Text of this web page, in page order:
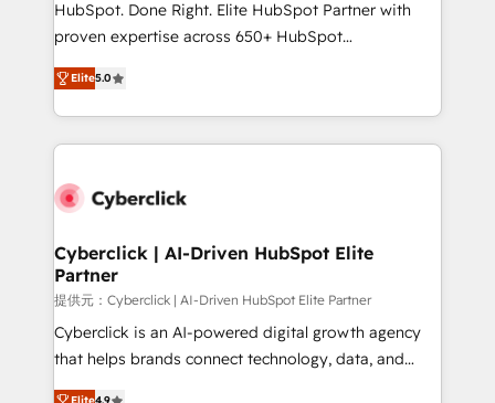
delivered through our proprietary FLAIR framework
Partner and ISO 27001:2022 certified consultancy,
we blend strategy, creativity, and technology to help
HubSpot. Done Right. Elite HubSpot Partner with
proven expertise across 650+ HubSpot
implementations. With 12+ years of HubSpot
experience, we help you use the HubSpot platform
to its fullest capacity, improve your current HubSpot
website, or build your new one.
Elite5.0
Cyberclick | AI-Driven HubSpot Elite
Partner
提供元：Cyberclick | AI-Driven HubSpot Elite Partner
Cyberclick is an AI-powered digital growth agency
that helps brands connect technology, data, and
creativity to achieve measurable results. Founded in